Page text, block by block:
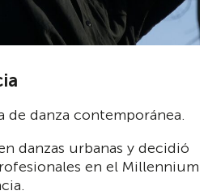
de danza contemporánea.
danzas urbanas y decidió
en el Millennium